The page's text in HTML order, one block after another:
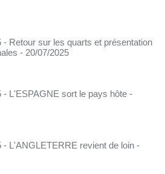
- Retour sur les quarts et présentation
- 20/07/2025
- L'ESPAGNE sort le pays hôte -
- L'ANGLETERRE revient de loin -